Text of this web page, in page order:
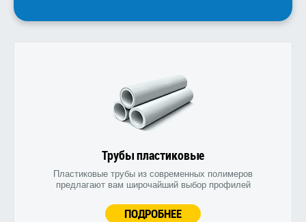
Трубы пластиковые
Пластиковые трубы из современных полимеров
предлагают вам широчайший выбор профилей
ПОДРОБНЕЕ